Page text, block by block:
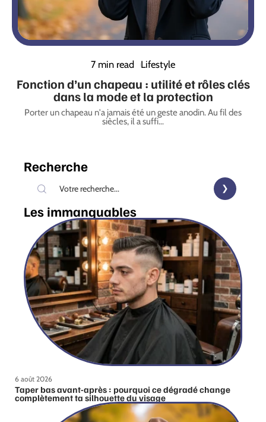
7 min read Lifestyle
Fonction d’un chapeau : utilité et rôles clés
dans la mode et la protection
Porter un chapeau n'a jamais été un geste anodin. Au fil des
siècles, il a suffi…
Recherche
Les immanquables
6 août 2026
Taper bas avant-après : pourquoi ce dégradé change
complètement ta silhouette du visage